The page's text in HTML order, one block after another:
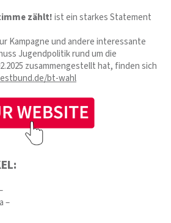
zählt!ist ein starkes Statement
Kampagne und andere interessante
Jugendpolitik rund um die
zusammengestellt hat, finden sich
bt-wahl
–